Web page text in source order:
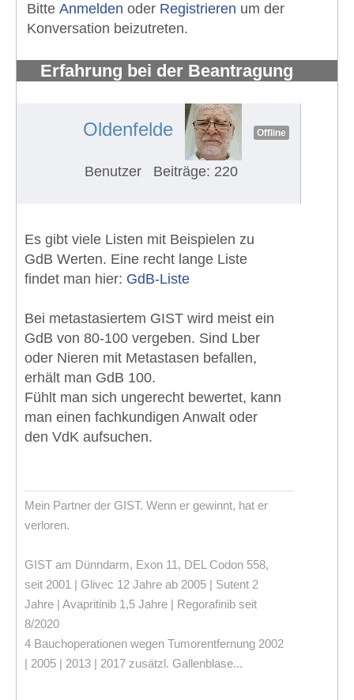
Bitte Anmelden oder Registrieren um der
Konversation beizutreten.
Erfahrung bei der Beantragung
Oldenfelde Offline
Benutzer Beiträge: 220
Es gibt viele Listen mit Beispielen zu
GdB Werten. Eine recht lange Liste
findet man hier: GdB-Liste
Bei metastasiertem GIST wird meist ein
GdB von 80-100 vergeben. Sind Lber
oder Nieren mit Metastasen befallen,
erhält man GdB 100.
Fühlt man sich ungerecht bewertet, kann
man einen fachkundigen Anwalt oder
den VdK aufsuchen.
Mein Partner der GIST. Wenn er gewinnt, hat er
verloren.
GIST am Dünndarm, Exon 11, DEL Codon 558,
seit 2001 | Glivec 12 Jahre ab 2005 | Sutent 2
Jahre | Avapritinib 1,5 Jahre | Regorafinib seit
8/2020
4 Bauchoperationen wegen Tumorentfernung 2002
| 2005 | 2013 | 2017 zusätzl. Gallenblase...